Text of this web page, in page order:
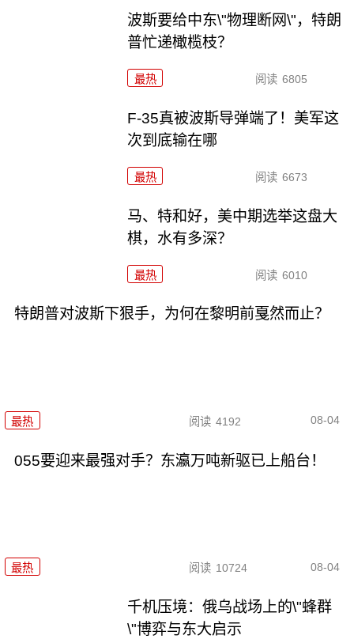
波斯要给中东\"物理断网\"，特朗
普忙递橄榄枝？
最热 阅读 6805
F-35真被波斯导弹端了！美军这
次到底输在哪
最热 阅读 6673
马、特和好，美中期选举这盘大
棋，水有多深？
最热 阅读 6010
特朗普对波斯下狠手，为何在黎明前戛然而止？
最热 阅读 4192 08-04
055要迎来最强对手？东瀛万吨新驱已上船台！
最热 阅读 10724 08-04
千机压境：俄乌战场上的\"蜂群
\"博弈与东大启示